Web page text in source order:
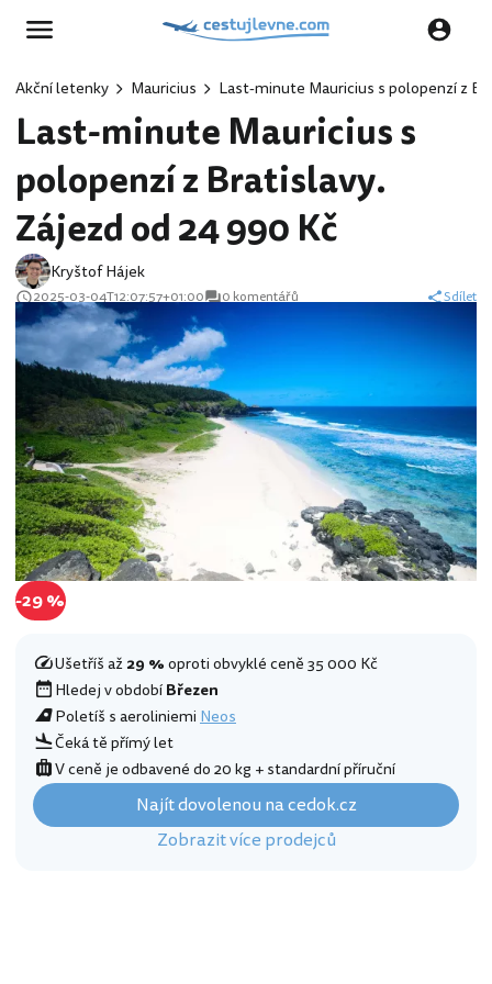
Akční letenky Mauricius Last-minute Mauricius s polopenzí z
Last-minute Mauricius s
polopenzí z Bratislavy.
Zájezd od 24 990 Kč
Kryštof Hájek
2025-03-04T12:07:57+01:00 0 komentářů Sdílet
-29 %
Ušetříš až29 %oproti obvyklé ceně 35 000 Kč
Hledej v obdobíBřezen
Poletíš s aeroliniemiNeos
Čeká tě přímý let
V ceně je odbavené do 20 kg + standardní příruční
Najít dovolenou na cedok.cz
Zobrazit více prodejců